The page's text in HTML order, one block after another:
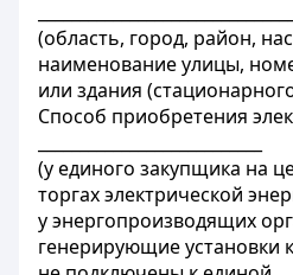
(область, город, район,
наименование улицы,
или здания
Способ приобретения
(у единого закупщика на
торгах электрической
у энергопроизводящих
генерирующие установки